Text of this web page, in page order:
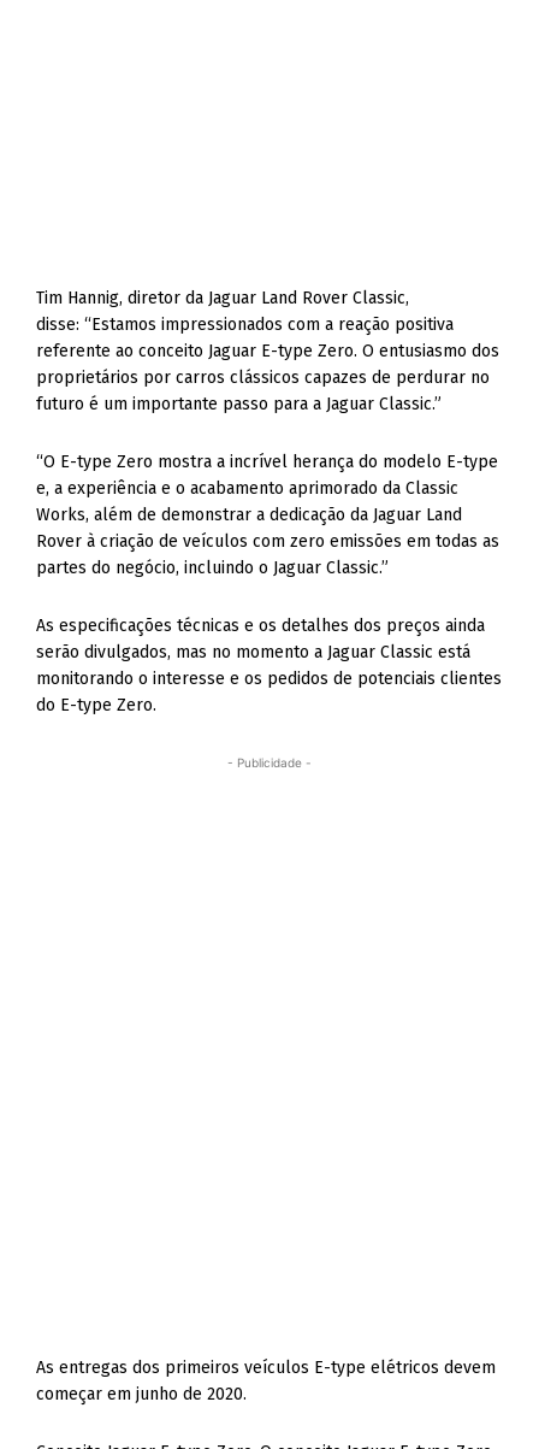
Tim Hannig, diretor da Jaguar Land Rover Classic,
disse: “Estamos impressionados com a reação positiva
referente ao conceito Jaguar E-type Zero. O entusiasmo dos
proprietários por carros clássicos capazes de perdurar no
futuro é um importante passo para a Jaguar Classic.”
“O E-type Zero mostra a incrível herança do modelo E-type
e, a experiência e o acabamento aprimorado da Classic
Works, além de demonstrar a dedicação da Jaguar Land
Rover à criação de veículos com zero emissões em todas as
partes do negócio, incluindo o Jaguar Classic.”
As especificações técnicas e os detalhes dos preços ainda
serão divulgados, mas no momento a Jaguar Classic está
monitorando o interesse e os pedidos de potenciais clientes
do E-type Zero.
- Publicidade -
As entregas dos primeiros veículos E-type elétricos devem
começar em junho de 2020.